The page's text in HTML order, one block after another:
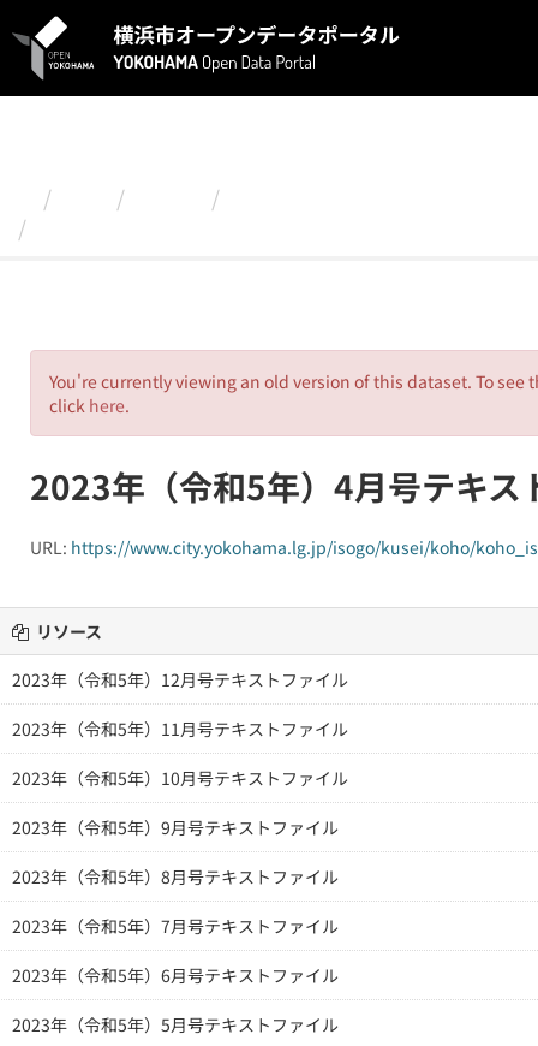
キ
You're currently viewing an old version of this dataset. To see
click here.
2023年（令和5年）4月号テキス
URL: https://www.city.yokohama.lg.jp/isogo/kusei/koho/
リソース
2023年（令和5年）12月号テキストファイル
2023年（令和5年）11月号テキストファイル
2023年（令和5年）10月号テキストファイル
2023年（令和5年）9月号テキストファイル
2023年（令和5年）8月号テキストファイル
2023年（令和5年）7月号テキストファイル
2023年（令和5年）6月号テキストファイル
2023年（令和5年）5月号テキストファイル